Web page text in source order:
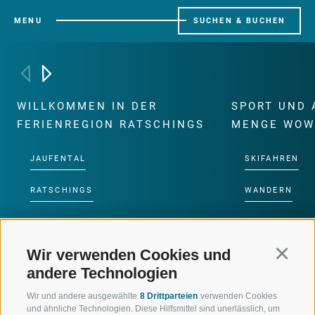
Wir verwenden Cookies und
andere Technologien
Wir und andere ausgewählte 8 Drittparteien verwenden Cookies
und ähnliche Technologien. Diese Hilfsmittel sind unerlässlich, um
MENU SUCHEN & BUCHEN
WILLKOMMEN IN DER
FERIENREGION RATSCHINGS
JAUFENTAL
RATSCHINGS
RIDNAUNTAL
BERGBAHNEN
SKISCHULE RATSCHINGS
SPORT UND
MENGE
SKIFAHREN
WANDERN
HOCHALPINE